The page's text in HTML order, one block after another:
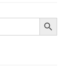
Botón de